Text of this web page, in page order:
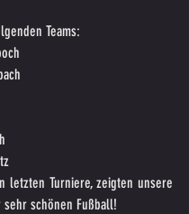
Teams:
letzten Turniere, zeigten unsere
schönen Fußball!